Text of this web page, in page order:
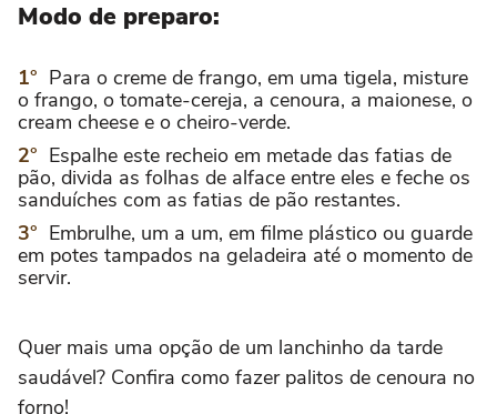
Modo de preparo:
Para o creme de frango, em uma tigela, misture
o frango, o tomate-cereja, a cenoura, a maionese, o
cream cheese e o cheiro-verde.
Espalhe este recheio em metade das fatias de
pão, divida as folhas de alface entre eles e feche os
sanduíches com as fatias de pão restantes.
Embrulhe, um a um, em filme plástico ou guarde
em potes tampados na geladeira até o momento de
servir.
Quer mais uma opção de um lanchinho da tarde
saudável? Confira como fazer palitos de cenoura no
forno!